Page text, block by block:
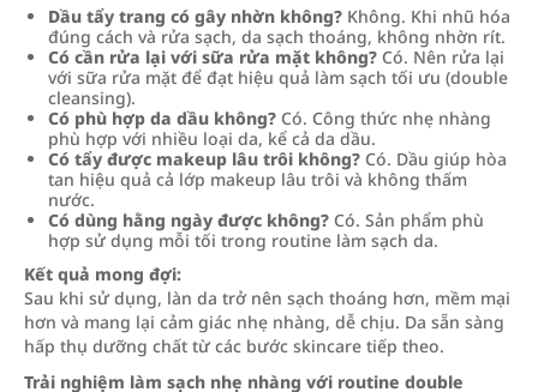
Dầu tẩy trang có gây nhờn không? Không. Khi nhũ hóa
đúng cách và rửa sạch, da sạch thoáng, không nhờn rít.
Có cần rửa lại với sữa rửa mặt không? Có. Nên rửa lại
với sữa rửa mặt để đạt hiệu quả làm sạch tối ưu (double
cleansing).
Có phù hợp da dầu không? Có. Công thức nhẹ nhàng
phù hợp với nhiều loại da, kể cả da dầu.
Có tẩy được makeup lâu trôi không? Có. Dầu giúp hòa
tan hiệu quả cả lớp makeup lâu trôi và không thấm
nước.
Có dùng hằng ngày được không? Có. Sản phẩm phù
hợp sử dụng mỗi tối trong routine làm sạch da.
Kết quả mong đợi:
Sau khi sử dụng, làn da trở nên sạch thoáng hơn, mềm mại
hơn và mang lại cảm giác nhẹ nhàng, dễ chịu. Da sẵn sàng
hấp thụ dưỡng chất từ các bước skincare tiếp theo.
Trải nghiệm làm sạch nhẹ nhàng với routine double